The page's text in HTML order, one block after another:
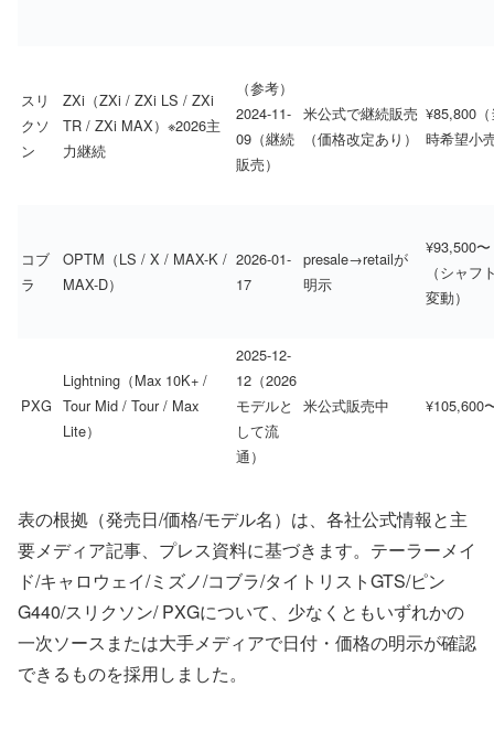
スリ
クソ
ン
ZXi（ZXi / ZXi LS / ZXi
TR / ZXi MAX）※2026主
力継続
（参考）
2024-11-
09（継続
販売）
米公式で継続販売
（価格改定あり）
¥85,800
時希望小
コブ
ラ
OPTM（LS / X / MAX-K /
MAX-D）
2026-01-
17
presale→retailが
明示
¥93,500〜
（シャフ
変動）
PXG
Lightning（Max 10K+ /
Tour Mid / Tour / Max
Lite）
2025-12-
12（2026
モデルと
して流
通）
米公式販売中 ¥105,600
表の根拠（発売日/価格/モデル名）は、各社公式情報と主
要メディア記事、プレス資料に基づきます。テーラーメイ
ド/キャロウェイ/ミズノ/コブラ/タイトリストGTS/ピン
G440/スリクソン/ PXGについて、少なくともいずれかの
一次ソースまたは大手メディアで日付・価格の明示が確認
できるものを採用しました。